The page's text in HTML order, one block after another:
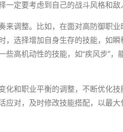
定要考虑到自己的战斗风格和敌
来调整。比如，在面对高防御职
，选择增加自身生存的技能，如
高机动性的技能，如“疾风步”，
化和职业平衡的调整，不断优化
对，及时修改技能搭配，以最大